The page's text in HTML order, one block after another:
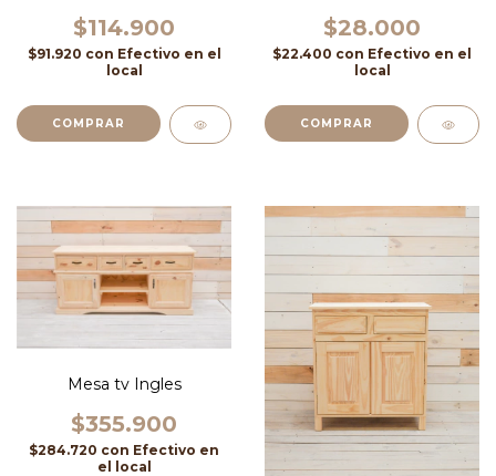
$114.900
$91.920 con Efectivo en el
local
$28.000
$22.400 con Efectivo en el
local
Mesa tv Ingles
$355.900
$284.720 con Efectivo en
el local